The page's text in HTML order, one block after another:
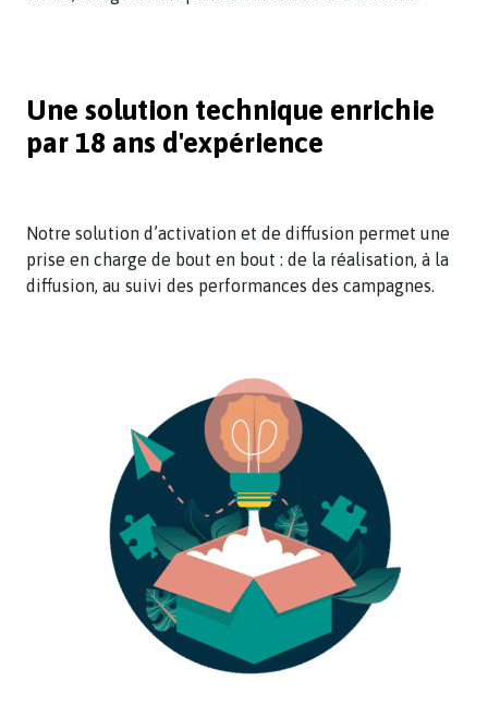
Une solution technique enrichie
par 18 ans d'expérience
Notre solution d’activation et de diffusion permet une
prise en charge de bout en bout : de la réalisation, à la
diffusion, au suivi des performances des campagnes.